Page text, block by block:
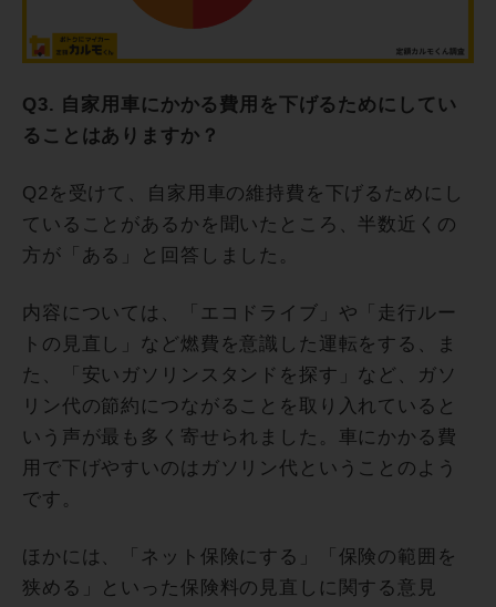
Q3. 自家用車にかかる費用を下げるためにしてい
ることはありますか？
Q2を受けて、自家用車の維持費を下げるためにし
ていることがあるかを聞いたところ、半数近くの
方が「ある」と回答しました。
内容については、「エコドライブ」や「走行ルー
トの見直し」など燃費を意識した運転をする、ま
た、「安いガソリンスタンドを探す」など、ガソ
リン代の節約につながることを取り入れていると
いう声が最も多く寄せられました。車にかかる費
用で下げやすいのはガソリン代ということのよう
です。
ほかには、「ネット保険にする」「保険の範囲を
狭める」といった保険料の見直しに関する意見